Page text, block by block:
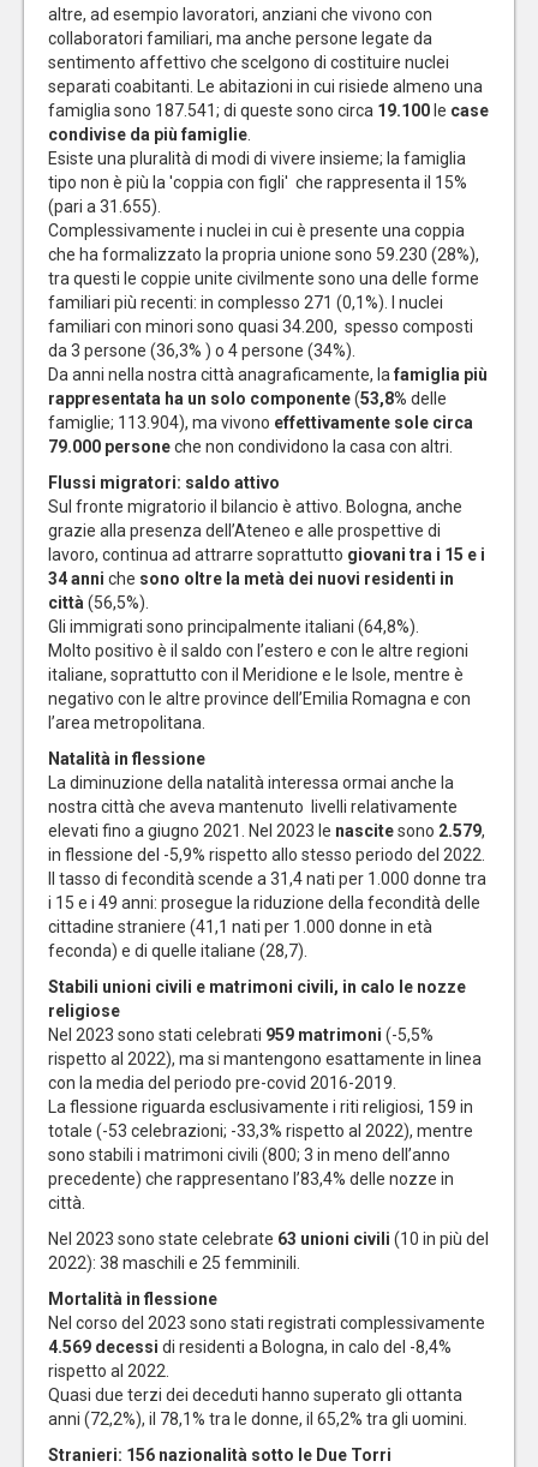
altre, ad esempio lavoratori, anziani che vivono con
collaboratori familiari, ma anche persone legate da
sentimento affettivo che scelgono di costituire nuclei
separati coabitanti. Le abitazioni in cui risiede almeno una
famiglia sono 187.541; di queste sono circa 19.100 le case
condivise da più famiglie.
Esiste una pluralità di modi di vivere insieme; la famiglia
tipo non è più la 'coppia con figli' che rappresenta il 15%
(pari a 31.655).
Complessivamente i nuclei in cui è presente una coppia
che ha formalizzato la propria unione sono 59.230 (28%),
tra questi le coppie unite civilmente sono una delle forme
familiari più recenti: in complesso 271 (0,1%). I nuclei
familiari con minori sono quasi 34.200, spesso composti
da 3 persone (36,3% ) o 4 persone (34%).
Da anni nella nostra città anagraficamente, lafamiglia più
rappresentata ha un solo componente(53,8% delle
famiglie; 113.904), ma vivono effettivamente sole circa
79.000 personeche non condividono la casa con altri.
Flussi migratori: saldo attivo
Sul fronte migratorio il bilancio è attivo. Bologna, anche
grazie alla presenza dell’Ateneo e alle prospettive di
lavoro, continua ad attrarre soprattutto giovani tra i 15 e i
34 anni che sono oltre la metà dei nuovi residenti in
città(56,5%).
Gli immigrati sono principalmente italiani (64,8%).
Molto positivo è il saldo con l’estero e con le altre regioni
italiane, soprattutto con il Meridione e le Isole, mentre è
negativo con le altre province dell’Emilia Romagna e con
l’area metropolitana.
Natalità in flessione
La diminuzione della natalità interessa ormai anche la
nostra città che aveva mantenuto livelli relativamente
elevati fino a giugno 2021. Nel 2023 le nascitesono 2.579,
in flessione del -5,9% rispetto allo stesso periodo del 2022.
Il tasso di fecondità scende a 31,4 nati per 1.000 donne tra
i 15 e i 49 anni: prosegue la riduzione della fecondità delle
cittadine straniere (41,1 nati per 1.000 donne in età
feconda) e di quelle italiane (28,7).
Stabili unioni civili e matrimoni civili, in calo le nozze
religiose
Nel 2023 sono stati celebrati 959 matrimoni (-5,5%
rispetto al 2022), ma si mantengono esattamente in linea
con la media del periodo pre-covid 2016-2019.
La flessione riguarda esclusivamente i riti religiosi, 159 in
totale (-53 celebrazioni; -33,3% rispetto al 2022), mentre
sono stabili i matrimoni civili (800; 3 in meno dell’anno
precedente) che rappresentano l’83,4% delle nozze in
città.
Nel 2023 sono state celebrate 63 unioni civili (10 in più del
2022): 38 maschili e 25 femminili.
Mortalità in flessione
Nel corso del 2023 sono stati registrati complessivamente
4.569 decessi di residenti a Bologna, in calo del -8,4%
rispetto al 2022.
Quasi due terzi dei deceduti hanno superato gli ottanta
anni (72,2%), il 78,1% tra le donne, il 65,2% tra gli uomini.
Stranieri: 156 nazionalità sotto le Due Torri